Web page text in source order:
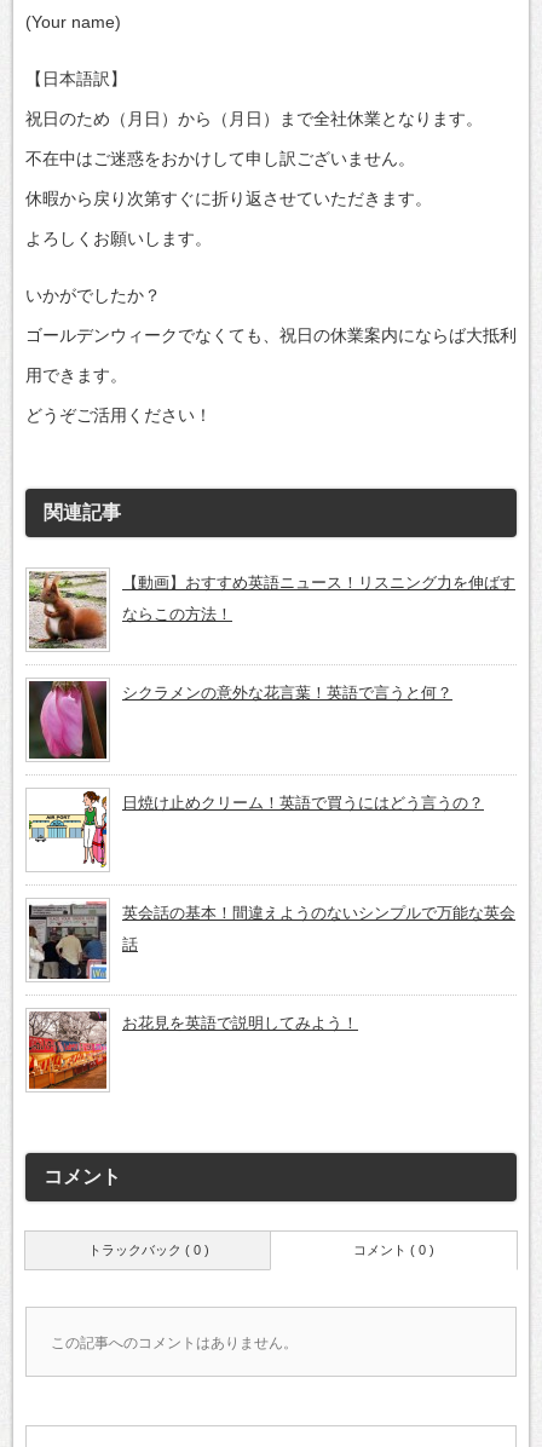
(Your name)
【日本語訳】
祝日のため（月日）から（月日）まで全社休業となります。
不在中はご迷惑をおかけして申し訳ございません。
休暇から戻り次第すぐに折り返させていただきます。
よろしくお願いします。
いかがでしたか？
ゴールデンウィークでなくても、祝日の休業案内にならば大抵利
用できます。
どうぞご活用ください！
関連記事
【動画】おすすめ英語ニュース！リスニング力を伸ばす
ならこの方法！
シクラメンの意外な花言葉！英語で言うと何？
日焼け止めクリーム！英語で買うにはどう言うの？
英会話の基本！間違えようのないシンプルで万能な英会
話
お花見を英語で説明してみよう！
コメント
トラックバック ( 0 ) コメント ( 0 )
この記事へのコメントはありません。